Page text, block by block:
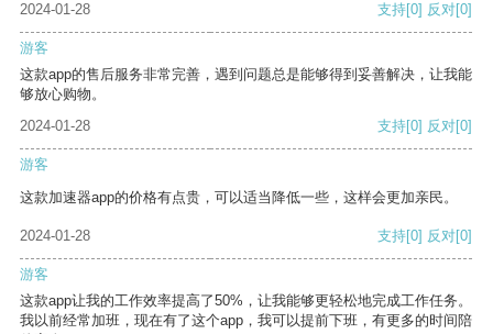
2024-01-28
支持[0] 反对[0]
游客
这款app的售后服务非常完善，遇到问题总是能够得到妥善解决，让我能
够放心购物。
2024-01-28
支持[0] 反对[0]
游客
这款加速器app的价格有点贵，可以适当降低一些，这样会更加亲民。
2024-01-28 支持[0] 反对[0]
游客
这款app让我的工作效率提高了50%，让我能够更轻松地完成工作任务。
我以前经常加班，现在有了这个app，我可以提前下班，有更多的时间陪